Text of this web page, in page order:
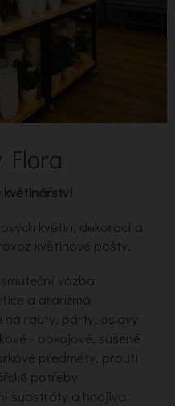
Flora
květinářství
květin, dekorací a
květinové pošty.
vazba
a aranžmá
na rauty, párty, oslavy
- pokojové, sušené
předměty, proutí
potřeby
substráty a hnojiva